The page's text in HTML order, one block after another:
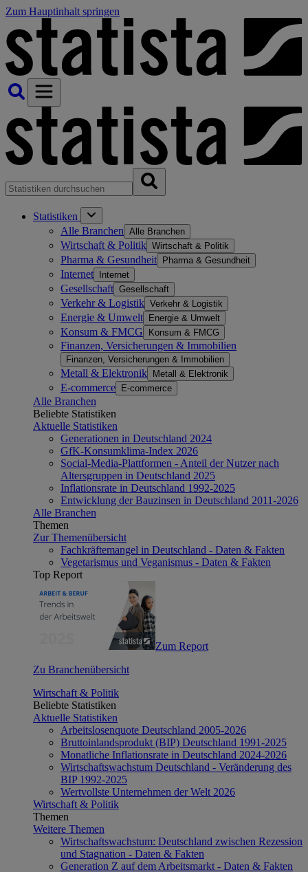
Zum Hauptinhalt springen
Statistiken
Alle Branchen Alle Branchen
Wirtschaft & Politik Wirtschaft & Politik
Pharma & Gesundheit Pharma & Gesundheit
Internet Internet
Gesellschaft Gesellschaft
Verkehr & Logistik Verkehr & Logistik
Energie & Umwelt Energie & Umwelt
Konsum & FMCG Konsum & FMCG
Finanzen, Versicherungen & Immobilien
Finanzen, Versicherungen & Immobilien
Metall & Elektronik Metall & Elektronik
E-commerce E-commerce
Alle Branchen
Beliebte Statistiken
Aktuelle Statistiken
Generationen in Deutschland 2024
GfK-Konsumklima-Index 2026
Social-Media-Plattformen - Anteil der Nutzer nach
Altersgruppen in Deutschland 2025
Inflationsrate in Deutschland 1992-2025
Entwicklung der Bauzinsen in Deutschland 2011-2026
Alle Branchen
Themen
Zur Themenübersicht
Fachkräftemangel in Deutschland - Daten & Fakten
Vegetarismus und Veganismus - Daten & Fakten
Top Report
Zum Report
Zu Branchenübersicht
Wirtschaft & Politik
Beliebte Statistiken
Aktuelle Statistiken
Arbeitslosenquote Deutschland 2005-2026
Bruttoinlandsprodukt (BIP) Deutschland 1991-2025
Monatliche Inflationsrate in Deutschland 2024-2026
Wirtschaftswachstum Deutschland - Veränderung des
BIP 1992-2025
Wertvollste Unternehmen der Welt 2026
Wirtschaft & Politik
Themen
Weitere Themen
Wirtschaftswachstum: Deutschland zwischen Rezession
und Stagnation - Daten & Fakten
Generation Z auf dem Arbeitsmarkt - Daten & Fakten